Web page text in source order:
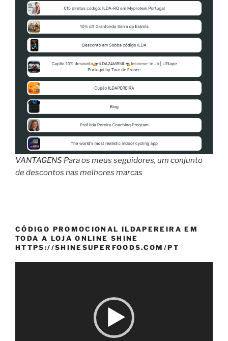
VANTAGENS Para os meus seguidores, um conjunto
de descontos nas melhores marcas
CÓDIGO PROMOCIONAL ILDAPEREIRA EM
TODA A LOJA ONLINE SHINE
HTTPS://SHINESUPERFOODS.COM/PT